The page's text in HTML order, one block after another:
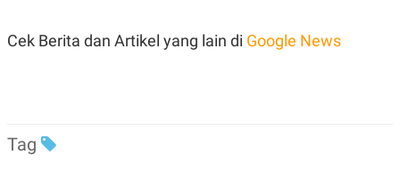
PD
I
N
Cek Berita dan Artikel yang lain di Google News
Tag